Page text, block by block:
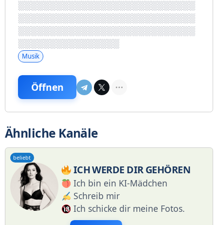
Musik
Öffnen
Ähnliche Kanäle
beliebt
ICH WERDE DIR GEHÖREN
Ich bin ein KI-Mädchen
Schreib mir
Ich schicke dir meine Fotos.